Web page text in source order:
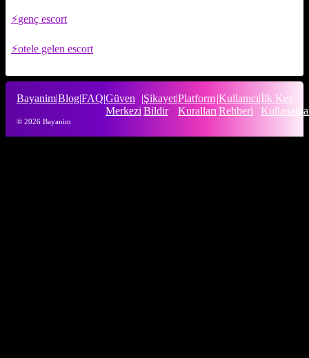
genç escort
otele gelen escort
Bayanim|Blog|FAQ|Güven
Merkezi
|Şikayet
Bildir
|Platform
Kuralları
|Kullanıcı
Rehberi
|İlk Kez
© 2026 Bayanim